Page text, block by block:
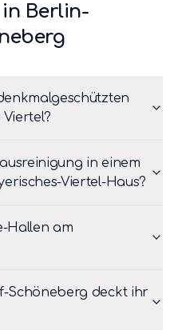
in Berlin-
in einem
Viertel-Haus?
Hallen am
Schöneberg deckt ihr